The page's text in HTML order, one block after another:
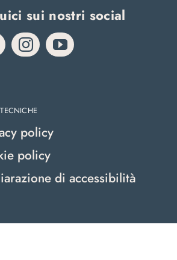
sui nostri social
policy
policy
di accessibilità